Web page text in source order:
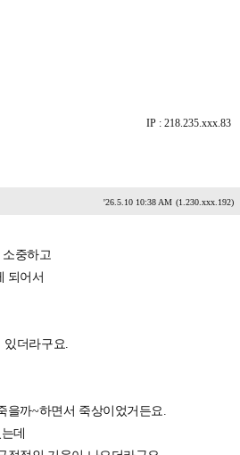
IP : 218.235.xxx.83
'26.5.10 10:38 AM (1.230.xxx.192)
중하고
되어서
있더라구요.
을까~하면서 죽상이었거든요.
데